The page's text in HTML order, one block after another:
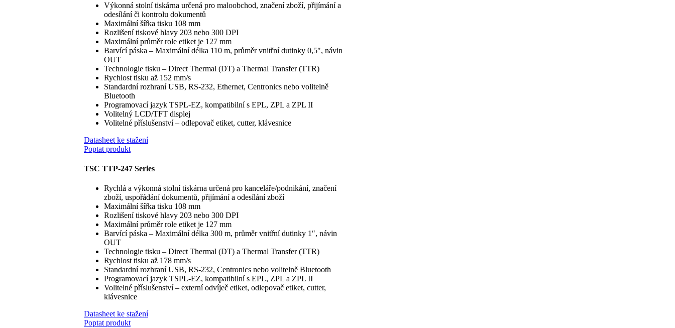
Výkonná stolní tiskárna určená pro maloobchod, značení zboží, přijímání a
odesílání či kontrolu dokumentů
Maximální šířka tisku 108 mm
Rozlišení tiskové hlavy 203 nebo 300 DPI
Maximální průměr role etiket je 127 mm
Barvící páska – Maximální délka 110 m, průměr vnitřní dutinky 0,5″, návin
OUT
Technologie tisku – Direct Thermal (DT) a Thermal Transfer (TTR)
Rychlost tisku až 152 mm/s
Standardní rozhraní USB, RS-232, Ethernet, Centronics nebo volitelně
Bluetooth
Programovací jazyk TSPL-EZ, kompatibilní s EPL, ZPL a ZPL II
Volitelný LCD/TFT displej
Volitelné příslušenství – odlepovač etiket, cutter, klávesnice
Datasheet ke stažení
Poptat produkt
TSC TTP-247 Series
Rychlá a výkonná stolní tiskárna určená pro kanceláře/podnikání, značení
zboží, uspořádání dokumentů, přijímání a odesílání zboží
Maximální šířka tisku 108 mm
Rozlišení tiskové hlavy 203 nebo 300 DPI
Maximální průměr role etiket je 127 mm
Barvící páska – Maximální délka 300 m, průměr vnitřní dutinky 1″, návin
OUT
Technologie tisku – Direct Thermal (DT) a Thermal Transfer (TTR)
Rychlost tisku až 178 mm/s
Standardní rozhraní USB, RS-232, Centronics nebo volitelně Bluetooth
Programovací jazyk TSPL-EZ, kompatibilní s EPL, ZPL a ZPL II
Volitelné příslušenství – externí odvíječ etiket, odlepovač etiket, cutter,
klávesnice
Datasheet ke stažení
Poptat produkt